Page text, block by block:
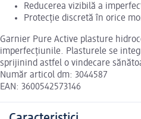
Reducerea vizibilă a
Protecție discretă în orice
Garnier Pure Active plasture
imperfecțiunile. Plasturele se
sprijinind astfel o vindecare
Număr articol dm: 3044587
EAN: 3600542573146